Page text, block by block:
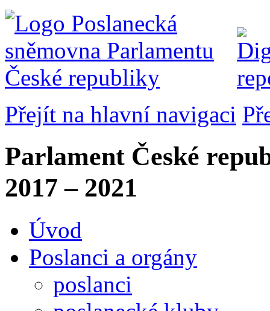
Přejít na hlavní navigaci
Parlament České
2017 – 2021
Úvod
Poslanci a orgány
poslanci